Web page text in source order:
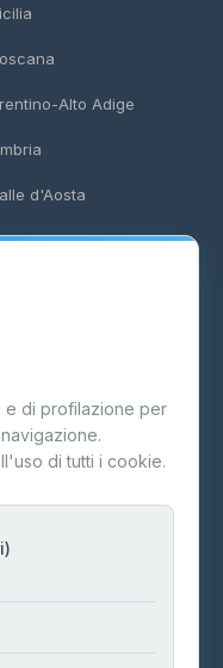
Alto Adige
d'Aosta
e di profilazione per
di tutti i cookie.